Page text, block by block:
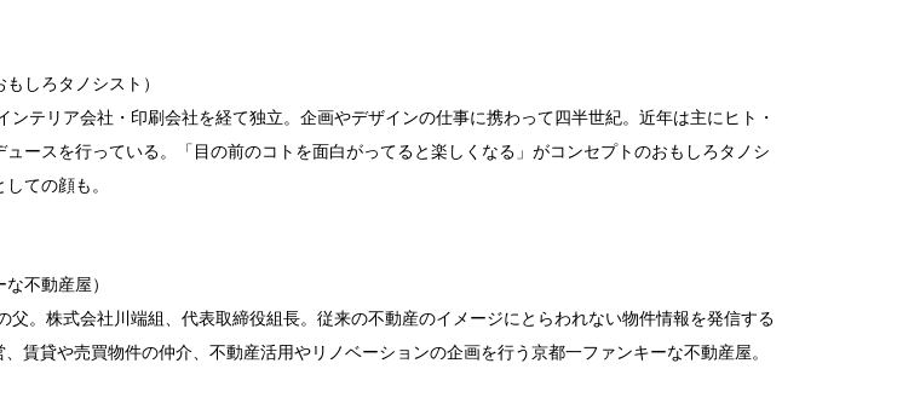
しろタノシスト）
テリア会社・印刷会社を経て独立。企画やデザインの仕事に携わって四半世紀。近年は主にヒト・
ースを行っている。「目の前のコトを面白がってると楽しくなる」がコンセプトのおもしろタノシ
ての顔も。
不動産屋）
父。株式会社川端組、代表取締役組長。従来の不動産のイメージにとらわれない物件情報を発信する
、賃貸や売買物件の仲介、不動産活用やリノベーションの企画を行う京都一ファンキーな不動産屋。